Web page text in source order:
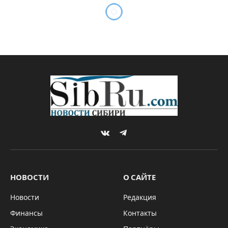
столбы стали декорацией
фильма с Леонардо Ди
Каприо
Михаил ШТЕРН 04.01.2022 КУЛЬТУРА